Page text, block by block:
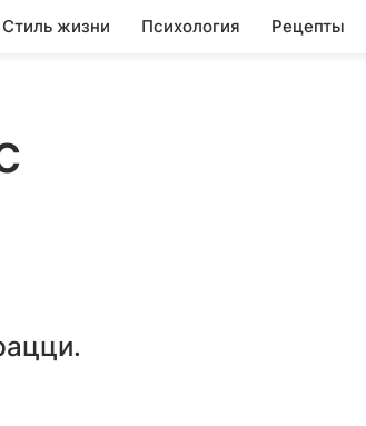
Стиль жизни Психология Рецепты